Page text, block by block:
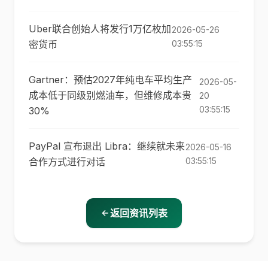
Uber联合创始人将发行1万亿枚加
密货币
2026-05-26
03:55:15
Gartner：预估2027年纯电车平均生产
成本低于同级别燃油车，但维修成本贵
30%
2026-05-
20
03:55:15
PayPal 宣布退出 Libra：继续就未来
合作方式进行对话
2026-05-16
03:55:15
返回资讯列表